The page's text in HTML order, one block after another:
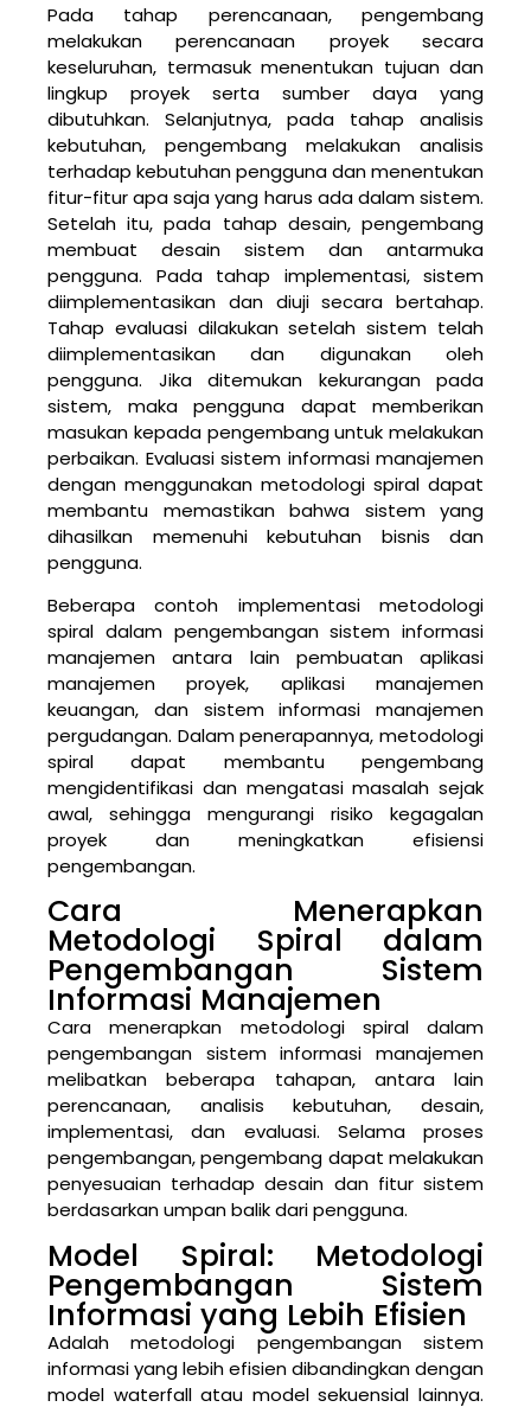
Pada tahap perencanaan, pengembang
melakukan perencanaan proyek secara
keseluruhan, termasuk menentukan tujuan dan
lingkup proyek serta sumber daya yang
dibutuhkan. Selanjutnya, pada tahap analisis
kebutuhan, pengembang melakukan analisis
terhadap kebutuhan pengguna dan menentukan
fitur-fitur apa saja yang harus ada dalam sistem.
Setelah itu, pada tahap desain, pengembang
membuat desain sistem dan antarmuka
pengguna. Pada tahap implementasi, sistem
diimplementasikan dan diuji secara bertahap.
Tahap evaluasi dilakukan setelah sistem telah
diimplementasikan dan digunakan oleh
pengguna. Jika ditemukan kekurangan pada
sistem, maka pengguna dapat memberikan
masukan kepada pengembang untuk melakukan
perbaikan. Evaluasi sistem informasi manajemen
dengan menggunakan metodologi spiral dapat
membantu memastikan bahwa sistem yang
dihasilkan memenuhi kebutuhan bisnis dan
pengguna.
Beberapa contoh implementasi metodologi
spiral dalam pengembangan sistem informasi
manajemen antara lain pembuatan aplikasi
manajemen proyek, aplikasi manajemen
keuangan, dan sistem informasi manajemen
pergudangan. Dalam penerapannya, metodologi
spiral dapat membantu pengembang
mengidentifikasi dan mengatasi masalah sejak
awal, sehingga mengurangi risiko kegagalan
proyek dan meningkatkan efisiensi
pengembangan.
Cara Menerapkan
Metodologi Spiral dalam
Pengembangan Sistem
Informasi Manajemen
Cara menerapkan metodologi spiral dalam
pengembangan sistem informasi manajemen
melibatkan beberapa tahapan, antara lain
perencanaan, analisis kebutuhan, desain,
implementasi, dan evaluasi. Selama proses
pengembangan, pengembang dapat melakukan
penyesuaian terhadap desain dan fitur sistem
berdasarkan umpan balik dari pengguna.
Model Spiral: Metodologi
Pengembangan Sistem
Informasi yang Lebih Efisien
Adalah metodologi pengembangan sistem
informasi yang lebih efisien dibandingkan dengan
model waterfall atau model sekuensial lainnya.